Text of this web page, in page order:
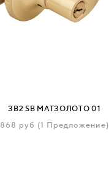
ЗВ2 SB МАТЗОЛОТО 01
868 руб (1 Предложение)